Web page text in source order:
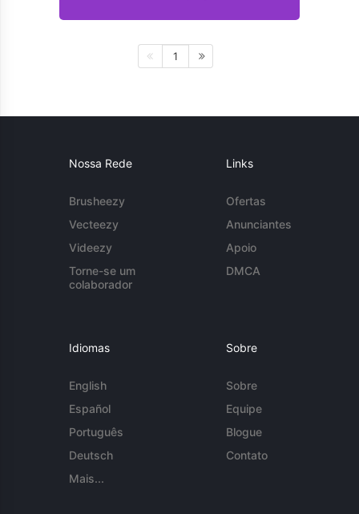
1
Nossa Rede
Brusheezy
Vecteezy
Videezy
Torne-se um
colaborador
Links
Ofertas
Anunciantes
Apoio
DMCA
Idiomas
English
Español
Português
Deutsch
Mais...
Sobre
Sobre
Equipe
Blogue
Contato